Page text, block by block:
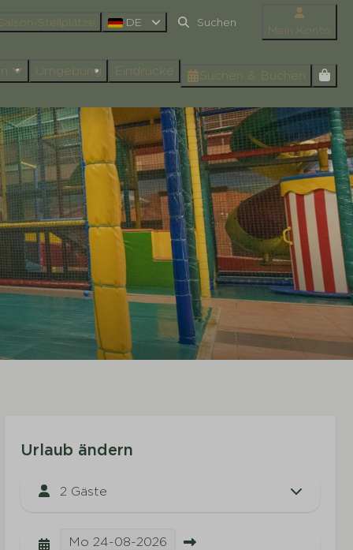
Stellplätze DE
Mein Konto
Umgebung Eindrücke Suchen & Buchen
Urlaub ändern
2 Gäste
Mo 24-08-2026